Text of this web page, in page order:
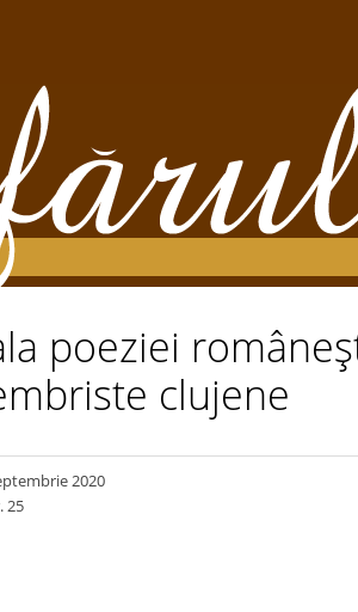
poeziei
clujene
2020
25